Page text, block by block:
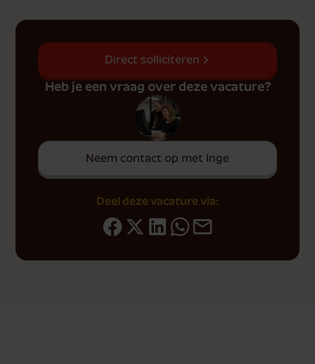
Direct solliciteren
Heb je een vraag over deze vacature?
Neem contact op met Inge
Deel deze vacature via: